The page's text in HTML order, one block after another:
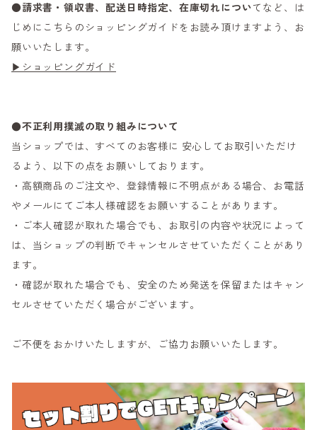
●請求書・領収書、配送日時指定、在庫切れについてなど、は
じめにこちらのショッピングガイドをお読み頂けますよう、お
願いいたします。
▶ショッピングガイド
●不正利用撲滅の取り組みについて
当ショップでは、すべてのお客様に 安心してお取引いただけ
るよう、以下の点をお願いしております。
・高額商品のご注文や、登録情報に不明点がある場合、お電話
やメールにてご本人様確認をお願いすることがあります。
・ご本人確認が取れた場合でも、お取引の内容や状況によって
は、当ショップの判断でキャンセルさせていただくことがあり
ます。
・確認が取れた場合でも、安全のため発送を保留またはキャン
セルさせていただく場合がございます。
ご不便をおかけいたしますが、ご協力お願いいたします。